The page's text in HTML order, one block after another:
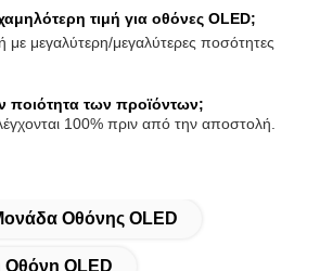
τιμή για οθόνες OLED;
με μεγαλύτερη/μεγαλύτερες ποσότητες
ποιότητα των προϊόντων;
100% πριν από την αποστολή.
Οθόνης OLED
Οθόνη OLED